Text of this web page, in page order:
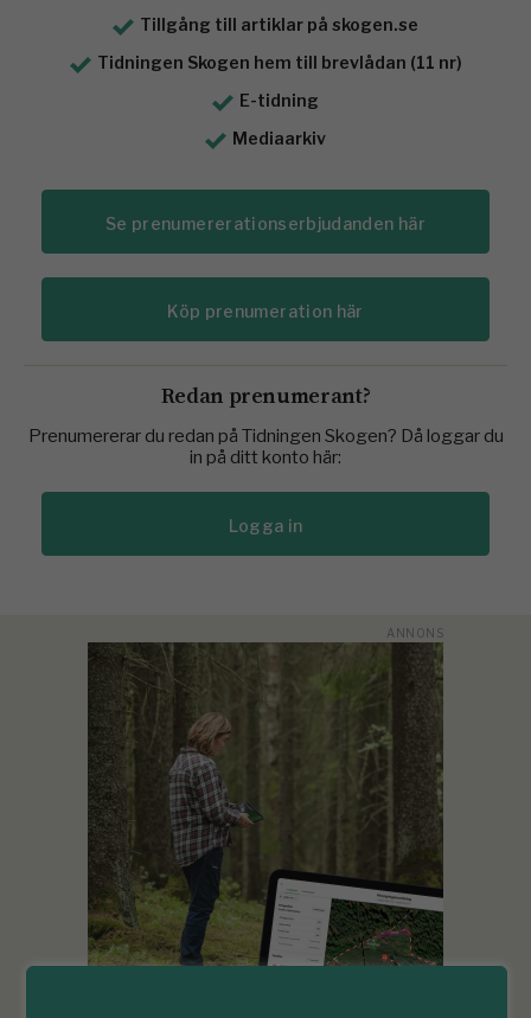
Tillgång till artiklar på skogen.se
Tidningen Skogen hem till brevlådan (11 nr)
E-tidning
Mediaarkiv
Se prenumererationserbjudanden här
Köp prenumeration här
Redan prenumerant?
Prenumererar du redan på Tidningen Skogen? Då loggar du
in på ditt konto här:
Logga in